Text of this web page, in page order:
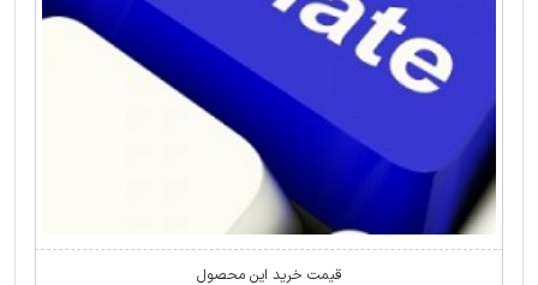
قیمت خرید این محصول